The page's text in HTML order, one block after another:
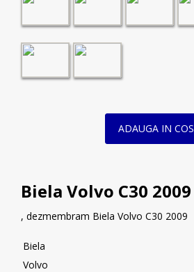
ADAUGA IN COS
Biela Volvo C30 2009
, dezmembram Biela Volvo C30 2009
Biela
Volvo